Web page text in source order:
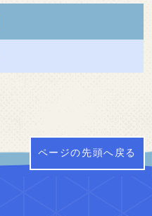
ページの先頭へ戻る